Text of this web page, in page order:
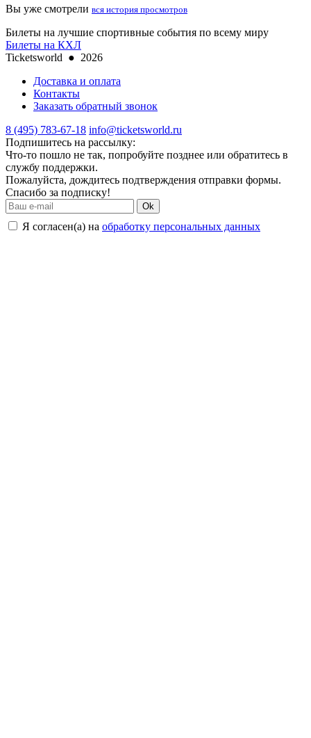
Вы уже смотрели вся история просмотров
Билеты на лучшие спортивные события по всему миру
Билеты на КХЛ
Ticketsworld ● 2026
Доставка и оплата
Контакты
Заказать обратный звонок
8 (495) 783-67-18 info@ticketsworld.ru
Подпишитесь на рассылку:
Что-то пошло не так, попробуйте позднее или обратитесь в
службу поддержки.
Пожалуйста, дождитесь подтверждения отправки формы.
Спасибо за подписку!
Ok
Я согласен(а) на обработку персональных данных